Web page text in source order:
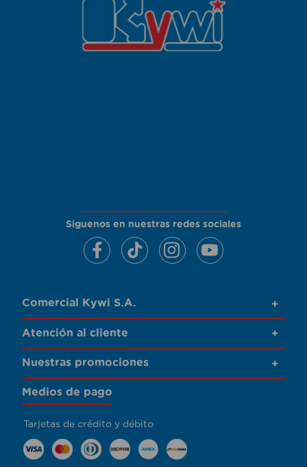
Siguenos en nuestras redes sociales
Comercial Kywi S.A. +
Atención al cliente +
Nuestras promociones +
Medios de pago
Tarjetas de crédito y débito